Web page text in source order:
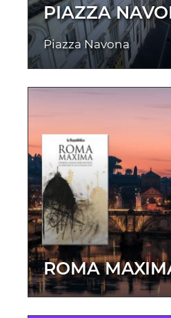
PIAZZA
Piazza Navona
ROMA